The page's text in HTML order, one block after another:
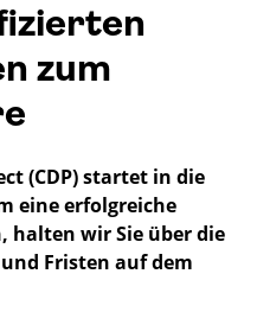
zum
(CDP) startet in die
eine erfolgreiche
halten wir Sie über die
Fristen auf dem